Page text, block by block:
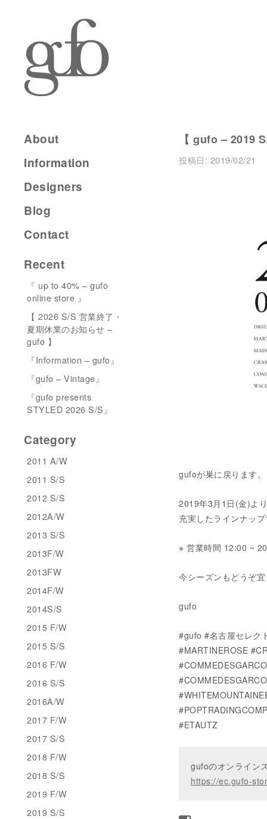
【 gufo – 2019
投稿日: 2019/02/21
gufoが巣に戻ります。
2019年3月1日(金)よ
充実したラインナッ
※ 営業時間 12:00 ~
今シーズンもどうぞ
gufo
#gufo #名古屋セレク
#MARTINEROSE
#ETAUTZ
gufoのオンライン
https://ec.gufo-
About
Information
Designers
Blog
Contact
Recent
『 up to 40% – gufo
online store 』
【 2026 S/S 営業終了・
夏期休業のお知らせ –
gufo 】
『Information – gufo』
『gufo – Vintage』
『gufo presents
STYLED 2026 S/S』
Category
2011 A/W
2011 S/S
2012 S/S
2012A/W
2013 S/S
2013F/W
2013FW
2014F/W
2014S/S
2015 F/W
2015 S/S
2016 F/W
2016 S/S
2016A/W
2017 F/W
2017 S/S
2018 F/W
2018 S/S
2019 F/W
2019 S/S